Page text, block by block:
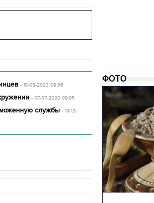
- 18-03-2023 09:36
- 07-07-2020 09:05
службы - 18-12-
ФОТО